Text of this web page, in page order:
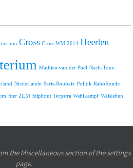
Cross Cross WM 2014 Heerlen
Mathieu van der Poel Nach-Tour-
Niederlande Paris-Roubaix Politik RaboRonde
Ster ZLM Stiphout Terpstra Wahlkampf Walsleben
the Miscellaneous section of the settings
page.